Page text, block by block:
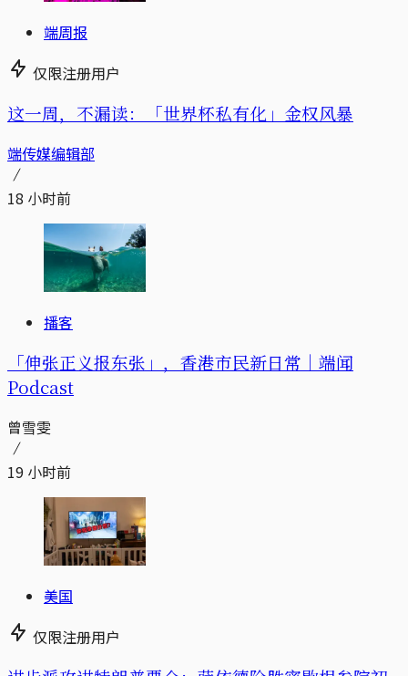
端周报
仅限注册用户
这一周，不漏读：「世界杯私有化」金权风暴
端传媒编辑部
18 小时前
播客
「伸张正义报东张」，香港市民新日常｜端闻
Podcast
曾雪雯
19 小时前
美国
仅限注册用户